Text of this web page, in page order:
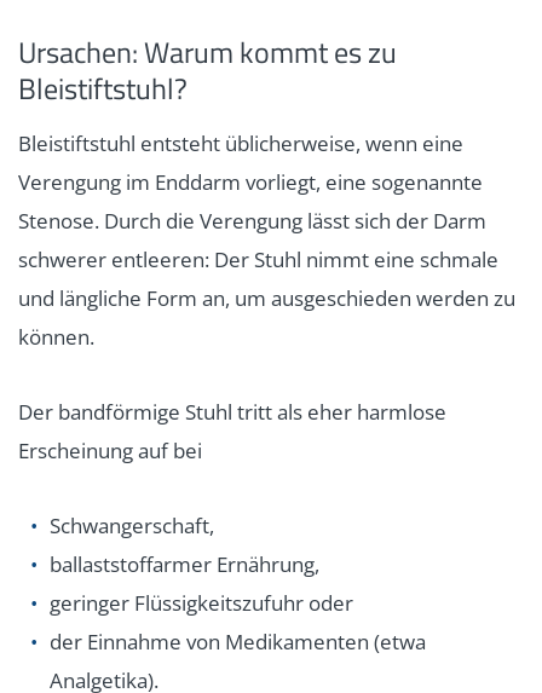
Ursachen: Warum kommt es zu
Bleistiftstuhl?
Bleistiftstuhl entsteht üblicherweise, wenn eine
Verengung im Enddarm vorliegt, eine sogenannte
Stenose. Durch die Verengung lässt sich der Darm
schwerer entleeren: Der Stuhl nimmt eine schmale
und längliche Form an, um ausgeschieden werden zu
können.
Der bandförmige Stuhl tritt als eher harmlose
Erscheinung auf bei
Schwangerschaft,
ballaststoffarmer Ernährung,
geringer Flüssigkeitszufuhr oder
der Einnahme von Medikamenten (etwa
Analgetika).